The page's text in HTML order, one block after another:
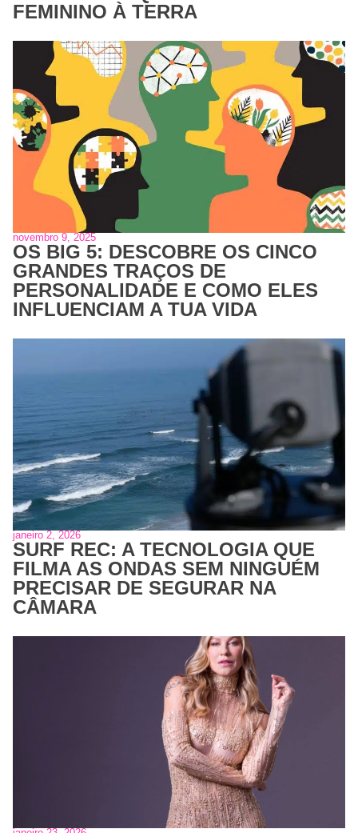
FEMININO À TERRA
novembro 9, 2025
OS BIG 5: DESCOBRE OS CINCO
GRANDES TRAÇOS DE
PERSONALIDADE E COMO ELES
INFLUENCIAM A TUA VIDA
janeiro 2, 2026
SURF REC: A TECNOLOGIA QUE
FILMA AS ONDAS SEM NINGUÉM
PRECISAR DE SEGURAR NA
CÂMARA